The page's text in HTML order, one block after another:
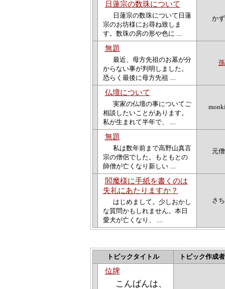
日蓮宗の数珠について
日蓮宗の数珠について日蓮
宗のお坊様にお尋ね致しま
す。数珠の房の形や色に ....
か
無題
最近、母方先祖のお墓が分
からない事が判明しました。
恐らく最後に母方先祖 ....
孫
仏壇について
実家の仏壇の事についてご
相談したいことがあります。
私が生まれて半年で、 ....
無題
私は数年前まで高野山真言
宗の僧侶でした。もともとの
師僧が亡くなり新しい ....
元
閻魔様に手紙を書くのは
失礼にあたりますか？
はじめまして。少しおかし
な質問かもしれません。本日
愛犬が亡くなり、 ....
さ
トピックタイトル トピック作成者
位牌
こんばんは、